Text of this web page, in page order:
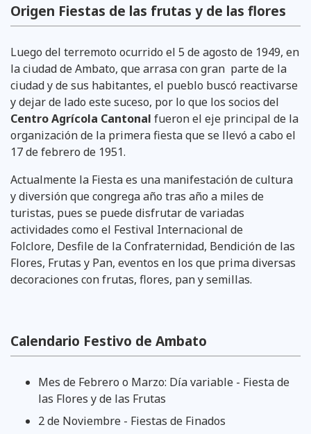
Origen Fiestas de las frutas y de las flores
Luego del terremoto ocurrido el 5 de agosto de 1949, en
la ciudad de Ambato, que arrasa con gran parte de la
ciudad y de sus habitantes, el pueblo buscó reactivarse
y dejar de lado este suceso, por lo que los socios del
Centro Agrícola Cantonal fueron el eje principal de la
organización de la primera fiesta que se llevó a cabo el
17 de febrero de 1951.
Actualmente la Fiesta es una manifestación de cultura
y diversión que congrega año tras año a miles de
turistas, pues se puede disfrutar de variadas
actividades como el Festival Internacional de
Folclore, Desfile de la Confraternidad, Bendición de las
Flores, Frutas y Pan, eventos en los que prima diversas
decoraciones con frutas, flores, pan y semillas.
Calendario Festivo de Ambato
Mes de Febrero o Marzo: Día variable - Fiesta de
las Flores y de las Frutas
2 de Noviembre - Fiestas de Finados